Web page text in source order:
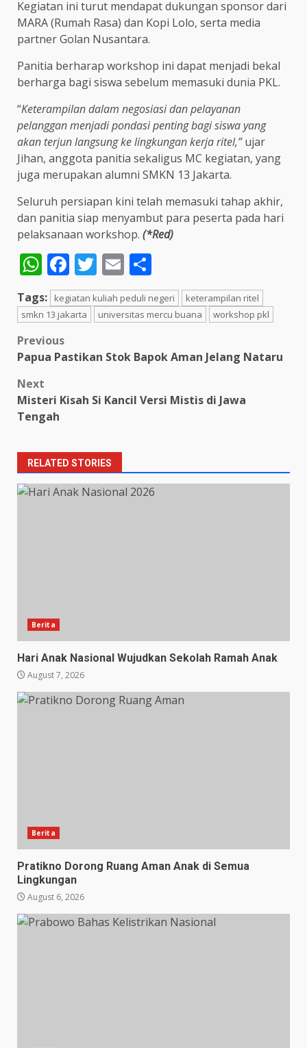
Kegiatan ini turut mendapat dukungan sponsor dari
MARA (Rumah Rasa) dan Kopi Lolo, serta media
partner Golan Nusantara.
Panitia berharap workshop ini dapat menjadi bekal
berharga bagi siswa sebelum memasuki dunia PKL.
“Keterampilan dalam negosiasi dan pelayanan
pelanggan menjadi pondasi penting bagi siswa yang
akan terjun langsung ke lingkungan kerja ritel,”ujar
Jihan, anggota panitia sekaligus MC kegiatan, yang
juga merupakan alumni SMKN 13 Jakarta.
Seluruh persiapan kini telah memasuki tahap akhir,
dan panitia siap menyambut para peserta pada hari
pelaksanaan workshop. (*Red)
WhatsApp
Facebook
Twitter
Email
Tags: kegiatan kuliah peduli negeri
keterampilan ritel
smkn 13 jakarta
universitas mercu buana workshop pkl
Post
navigation
Previous
Papua Pastikan Stok Bapok Aman Jelang Nataru
Next
Misteri Kisah Si Kancil Versi Mistis di Jawa
Tengah
RELATED STORIES
Berita
Hari Anak Nasional Wujudkan Sekolah Ramah Anak
August 7, 2026
Berita
Pratikno Dorong Ruang Aman Anak di Semua
Lingkungan
August 6, 2026